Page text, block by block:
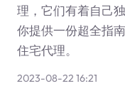
理，它们有着自己
你提供一份超全指
住宅代理。
2023-08-22 16:21